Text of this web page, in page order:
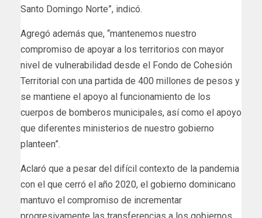
Santo Domingo Norte”, indicó.
Agregó además que, “mantenemos nuestro
compromiso de apoyar a los territorios con mayor
nivel de vulnerabilidad desde el Fondo de Cohesión
Territorial con una partida de 400 millones de pesos y
se mantiene el apoyo al funcionamiento de los
cuerpos de bomberos municipales, así como el apoyo
que diferentes ministerios de nuestro gobierno
planteen”.
Aclaró que a pesar del difícil contexto de la pandemia
con el que cerró el año 2020, el gobierno dominicano
mantuvo el compromiso de incrementar